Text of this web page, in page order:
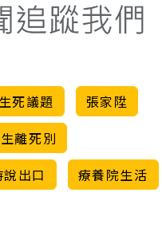
生死議題
張家陞
生離死別
出口 療養院生活